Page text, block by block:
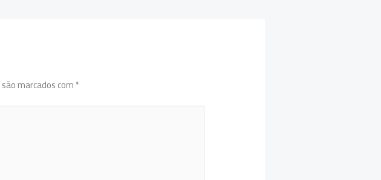
marcados com*